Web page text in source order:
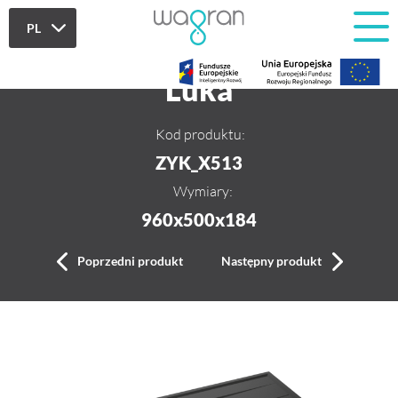
PL
EN Luka
Kod produktu:
ZYK_X513
Wymiary:
960x500x184
Poprzedni produkt Następny produkt